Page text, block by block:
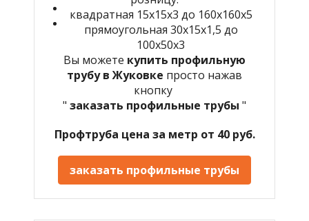
квадратная 15х15х3 до 160х160х5
прямоугольная 30х15х1,5 до
100х50х3
Вы можете купить профильную
трубу в Жуковке просто нажав
кнопку
" заказать профильные трубы "
Профтруба цена за метр от 40 руб.
заказать профильные трубы